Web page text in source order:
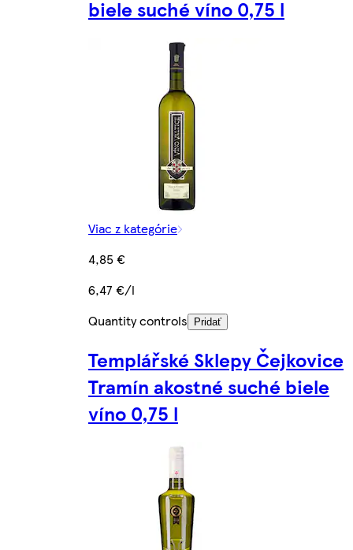
biele suché víno 0,75 l
Viac z kategórie
4,85 €
6,47 €/l
Quantity controls
Pridať
Templářské Sklepy Čejkovice
Tramín akostné suché biele
víno 0,75 l